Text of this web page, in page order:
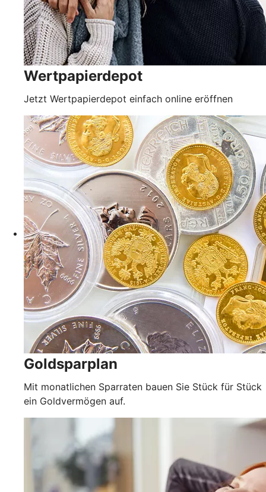
Wertpapierdepot
Jetzt Wertpapierdepot einfach online eröffnen
Goldsparplan
Mit monatlichen Sparraten bauen Sie Stück für Stück
ein Goldvermögen auf.